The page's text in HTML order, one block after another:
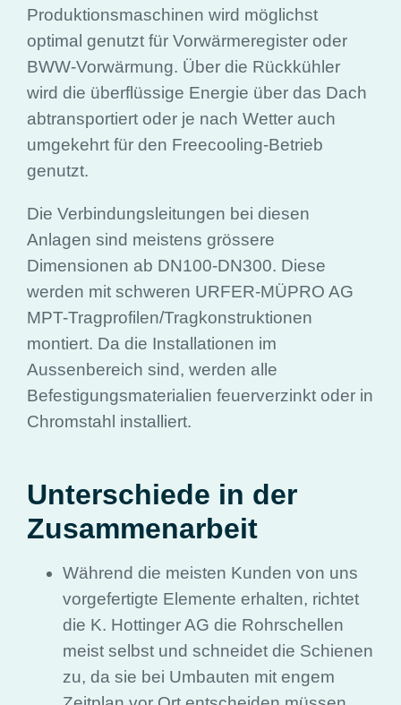
Produktionsmaschinen wird möglichst
optimal genutzt für Vorwärmeregister oder
BWW-Vorwärmung. Über die Rückkühler
wird die überflüssige Energie über das Dach
abtransportiert oder je nach Wetter auch
umgekehrt für den Freecooling-Betrieb
genutzt.
Die Verbindungsleitungen bei diesen
Anlagen sind meistens grössere
Dimensionen ab DN100-DN300. Diese
werden mit schweren URFER-MÜPRO AG
MPT-Tragprofilen/Tragkonstruktionen
montiert. Da die Installationen im
Aussenbereich sind, werden alle
Befestigungsmaterialien feuerverzinkt oder in
Chromstahl installiert.
Unterschiede in der
Zusammenarbeit
Während die meisten Kunden von uns
vorgefertigte Elemente erhalten, richtet
die K. Hottinger AG die Rohrschellen
meist selbst und schneidet die Schienen
zu, da sie bei Umbauten mit engem